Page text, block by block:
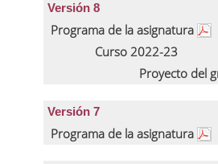
Versión 8
Programa de la asignatura
Curso 2022-23
Proyecto del
Versión 7
Programa de la asignatura